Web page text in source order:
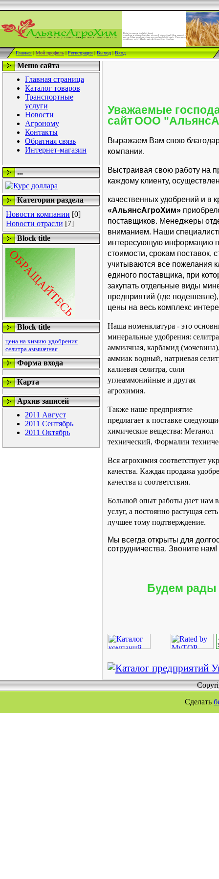
Главная |Мой профиль|Регистрация |Выход|Вход
Меню сайта
Главная страница
Каталог товаров
Транспортные
услуги
Новости
Агроному
Контакты
Обратная связь
Интернет-магазин
...
Категории раздела
Новости компании [0]
Новости отрасли [7]
Block title
Block title
цена на химию удобрения
селитра аммиачная
Форма входа
Карта
Архив записей
2011 Август
2011 Сентябрь
2011 Октябрь
Уважаемые
сайт ООО
Выражаем Вам свою
компании.
Выстраивая свою работу на
каждому клиенту,
качественных удобрений и в
«АльянсАгроХим»
поставщиков. Менеджеры
вниманием. Наши
интересующую информацию
стоимости, срокам поставок,
учитываются все пожелания
единого поставщика, при
закупать отдельные виды
предприятий (где
цены на весь комплекс
Наша номенклатура - это
минеральные удобрения: селитра
аммиачная, карбамид
аммиак водный, натриевая
калиевая селитра, соли
углеаммонийные и другая
агрохимия.
Также наше предприятие
предлагает к поставке
химические вещества: Метанол
технический, Формалин
Вся агрохимия соответствует
качества. Каждая продажа
качества и соответствия.
Большой опыт работы дает нам
услуг, а постоянно растущая
лучшее тому подтверждение.
Мы всегда открыты для
сотрудничества. Звоните нам!
Будем рады
Сделать